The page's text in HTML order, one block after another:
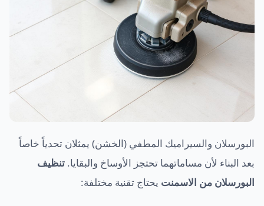
البورسلان والسيراميك المطفي (الخشن) يمثلان تحدياً خاصاً
بعد البناء لأن مساماتهما تحتجز الأوساخ والبقايا. تنظيف
البورسلان من الاسمنت يحتاج تقنية مختلفة: